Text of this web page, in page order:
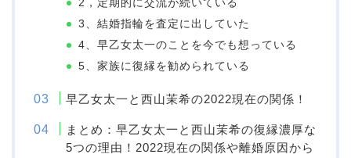
2，定期的に交流が続いている
3、結婚指輪を査定に出していた
4、早乙女太一のことを今でも想っている
5、家族に復縁を勧められている
早乙女太一と西山茉希の2022現在の関係！
まとめ：早乙女太一と西山茉希の復縁濃厚な
5つの理由！2022現在の関係や離婚原因から